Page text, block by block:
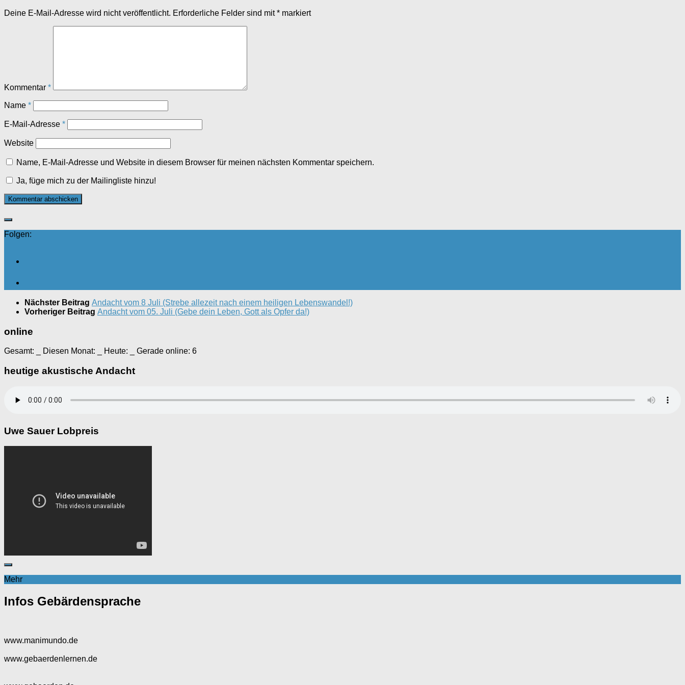
Deine E-Mail-Adresse wird nicht veröffentlicht. Erforderliche Felder sind mit* markiert
Kommentar *
Name *
E-Mail-Adresse *
Website
Name, E-Mail-Adresse und Website in diesem Browser für meinen nächsten Kommentar speichern.
Ja, füge mich zu der Mailingliste hinzu!
Folgen:
Nächster Beitrag Andacht vom 8 Juli (Strebe allezeit nach einem heiligen Lebenswandel!)
Vorheriger Beitrag Andacht vom 05. Juli (Gebe dein Leben, Gott als Opfer da!)
online
Gesamt: Diesen Monat: Heute: Gerade online: 6
heutige akustische Andacht
Uwe Sauer Lobpreis
Mehr
Infos Gebärdensprache
www.manimundo.de
www.gebaerdenlernen.de